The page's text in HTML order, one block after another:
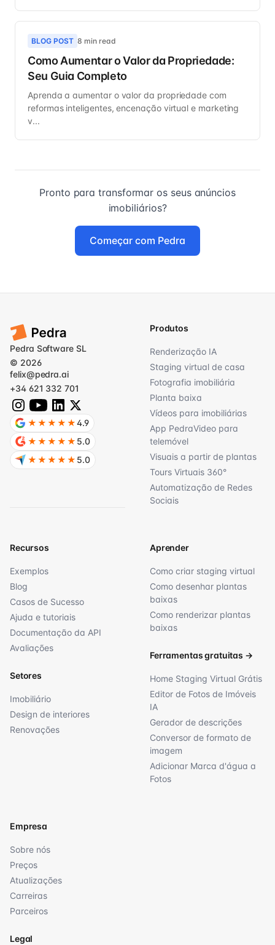
BLOG POST 8 min read
Como Aumentar o Valor da Propriedade:
Seu Guia Completo
Aprenda a aumentar o valor da propriedade com
reformas inteligentes, encenação virtual e marketing
v...
Pronto para transformar os seus anúncios
imobiliários?
Começar com Pedra
Produtos
Renderização IA
Staging virtual de casa
Fotografia imobiliária
Planta baixa
Vídeos para imobiliárias
App PedraVideo para
telemóvel
Visuais a partir de plantas
Tours Virtuais 360°
Automatização de Redes
Sociais
Recursos
Exemplos
Blog
Casos de Sucesso
Ajuda e tutoriais
Documentação da API
Avaliações
Setores
Imobiliário
Design de interiores
Renovações
Aprender
Como criar staging virtual
Como desenhar plantas
baixas
Como renderizar plantas
baixas
Ferramentas gratuitas →
Home Staging Virtual Grátis
Editor de Fotos de Imóveis
IA
Gerador de descrições
Conversor de formato de
imagem
Adicionar Marca d'água a
Fotos
Empresa
Sobre nós
Preços
Atualizações
Carreiras
Parceiros
Legal
Pedra Software SL
© 2026
felix@pedra.ai
+34 621 332 701
★★★★★4.9
★★★★★ 5.0
★★★★★ 5.0